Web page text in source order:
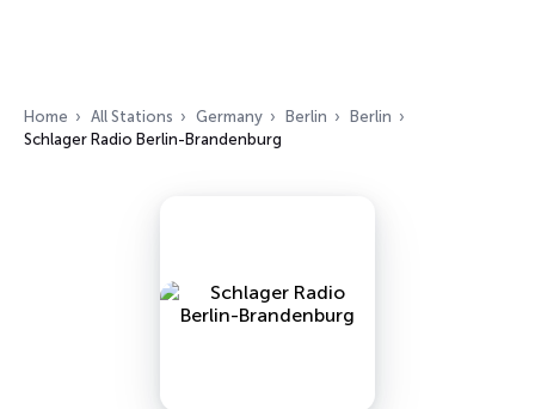
Home All Stations Germany Berlin
Berlin
Schlager Radio Berlin-Brandenburg